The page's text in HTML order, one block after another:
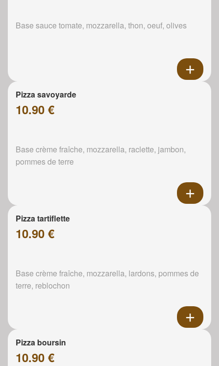
Base sauce tomate, mozzarella, thon, oeuf, olives
Pizza savoyarde
10.90 €
Base crème fraîche, mozzarella, raclette, jambon,
pommes de terre
Pizza tartiflette
10.90 €
Base crème fraîche, mozzarella, lardons, pommes de
terre, reblochon
Pizza boursin
10.90 €